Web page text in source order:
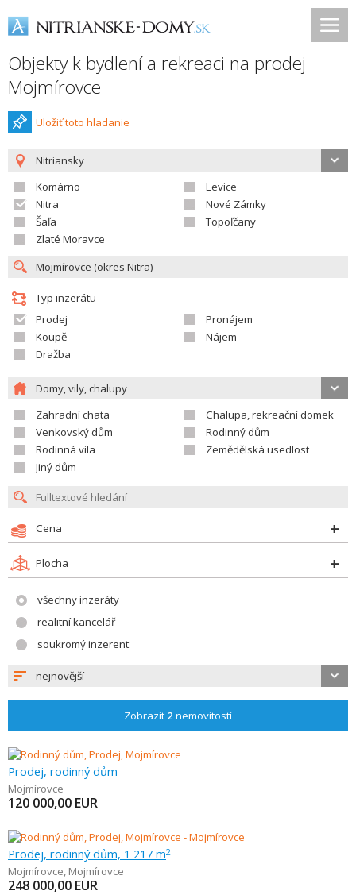
Objekty k bydlení a rekreaci na prodej
Mojmírovce
Uložiť toto hladanie
Nitriansky
Komárno
Levice
Nitra
Nové Zámky
Šaľa
Topoľčany
Zlaté Moravce
Typ inzerátu
Prodej
Pronájem
Koupě
Nájem
Dražba
Domy, vily, chalupy
Zahradní chata
Chalupa, rekreační domek
Venkovský dům
Rodinný dům
Rodinná vila
Zemědělská usedlost
Jiný dům
Cena
Plocha
všechny inzeráty
realitní kancelář
soukromý inzerent
nejnovější
Zobrazit 2 nemovitostí
Prodej, rodinný dům
Mojmírovce
120 000,00 EUR
Prodej, rodinný dům, 1 217 m2
Mojmírovce, Mojmírovce
248 000,00 EUR